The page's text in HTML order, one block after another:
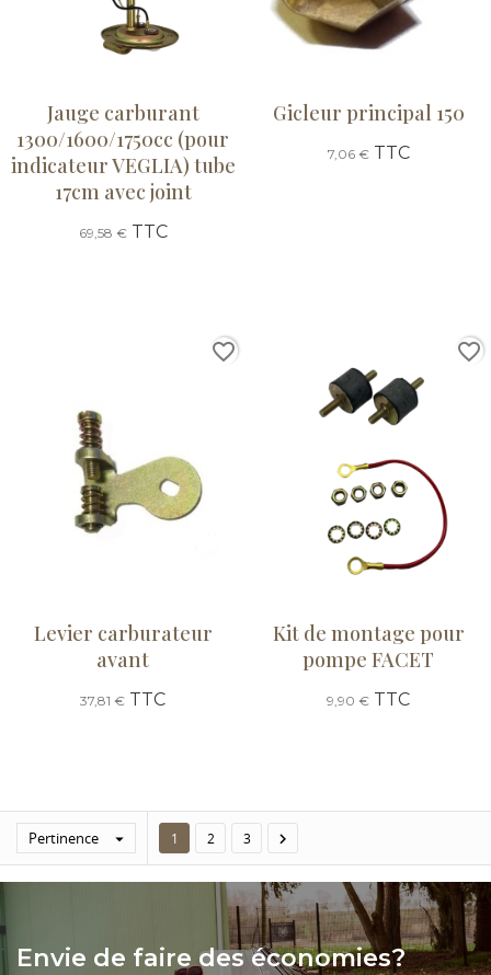
Jauge carburant
1300/1600/1750cc (pour
indicateur VEGLIA) tube
17cm avec joint
69,58 €TTC
Gicleur principal 150
7,06 €TTC
Levier carburateur
avant
37,81 € TTC
favorite_border
Kit de montage pour
pompe FACET
9,90 € TTC
favorite_border
Pertinence  1 2 3 
Envie de faire des économies?